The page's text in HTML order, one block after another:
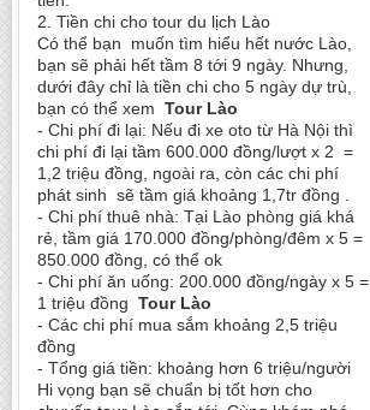
2. Tiền chi cho tour du lịch Lào
Có thể bạn muốn tìm hiểu hết nước Lào,
bạn sẽ phải hết tầm 8 tới 9 ngày. Nhưng,
dưới đây chỉ là tiền chi cho 5 ngày dự trù,
bạn có thể xem Tour Lào
- Chi phí đi lại: Nếu đi xe oto từ Hà Nội thì
chi phí đi lại tầm 600.000 đồng/lượt x 2 =
1,2 triệu đồng, ngoài ra, còn các chi phí
phát sinh sẽ tầm giá khoảng 1,7tr đồng .
- Chi phí thuê nhà: Tại Lào phòng giá khá
rẻ, tầm giá 170.000 đồng/phòng/đêm x 5 =
850.000 đồng, có thể ok
- Chi phí ăn uống: 200.000 đồng/ngày x 5 =
1 triệu đồng Tour Lào
- Các chi phí mua sắm khoảng 2,5 triệu
đồng
- Tổng giá tiền: khoảng hơn 6 triệu/người
Hi vọng bạn sẽ chuẩn bị tốt hơn cho